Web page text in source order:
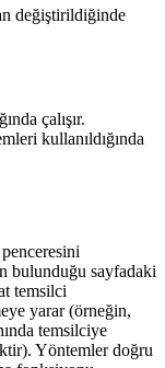
değiştirildiğinde
çalışır.
kullanıldığında
bulunduğu sayfadaki
temsilci
yarar (örneğin,
temsilciye
Yöntemler doğru